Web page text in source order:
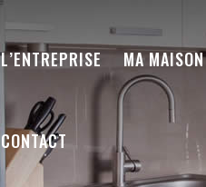
L’ENTREPRISE MA MAISON
CONTACT